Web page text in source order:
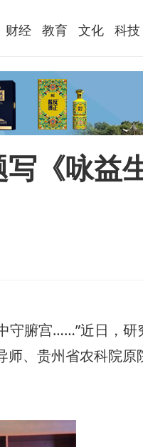
财经 教育 文化 科技
《咏益
守腑宫……”近日，研
师、贵州省农科院原